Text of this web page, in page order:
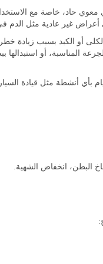
حاد، خاصة مع
غير عادية مثل الدم في
الكبد بسبب زيادة خطر
المناسبة، أو
أنشطة مثل قيادة
البطن، انخفاض الشهية.